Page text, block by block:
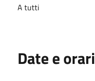
A tutti
Date e orari